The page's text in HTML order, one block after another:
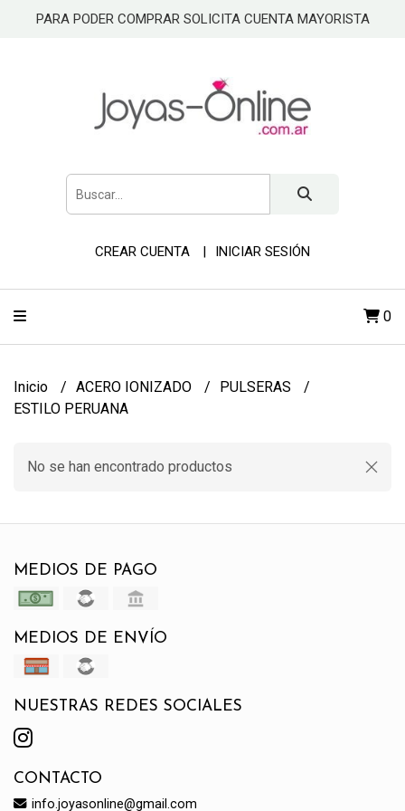
PARA PODER COMPRAR SOLICITA CUENTA MAYORISTA
CREAR CUENTA INICIAR SESIÓN
0
Inicio ACERO IONIZADO
PULSERAS
ESTILO PERUANA
No se han encontrado productos
MEDIOS DE PAGO
MEDIOS DE ENVÍO
NUESTRAS REDES SOCIALES
CONTACTO
info.joyasonline@gmail.com